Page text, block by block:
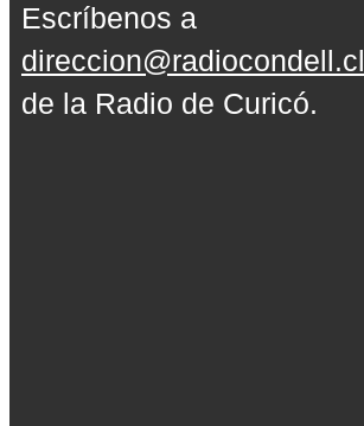
Escríbenos a
direccion@radiocondell.cl
de la Radio de Curicó.